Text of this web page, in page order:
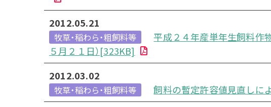
2012.05.21
牧草・稲わら・粗飼料等
平成２４年産単年生飼料作
５月２１日）[323KB]
2012.03.02
牧草・稲わら・粗飼料等
飼料の暫定許容値見直しに